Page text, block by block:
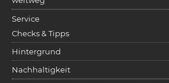
Service
Checks & Tipps
Hintergrund
Nachhaltigkeit